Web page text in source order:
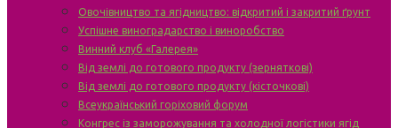
Овочівництво та ягідництво: відкритий і закритий ґрунт
Успішне виноградарство і виноробство
Винний клуб «Галерея»
Від землі до готового продукту (зерняткові)
Від землі до готового продукту (кісточкові)
Всеукраїнський горіховий форум
Конгрес із заморожування та холодної логістики ягід